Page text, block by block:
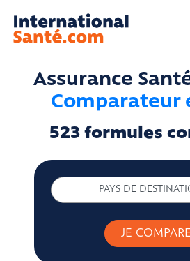
Assurance
Comparateur
523 formules
PAYS DE DESTINATION
PAYS DE
JE COMPARE